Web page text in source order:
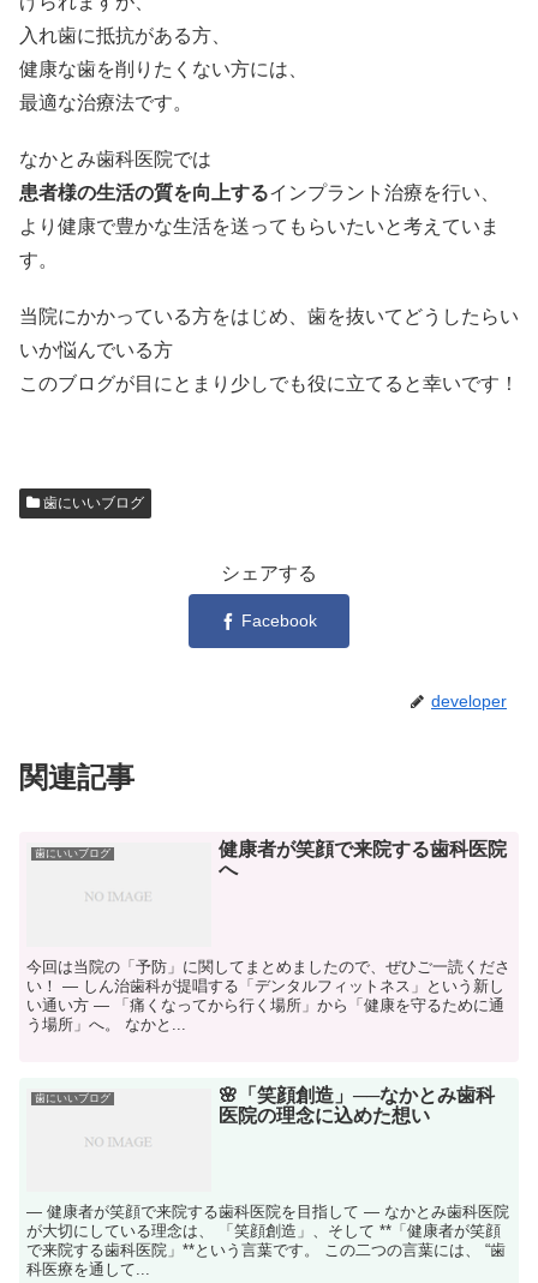
入れ歯に抵抗がある方、
健康な歯を削りたくない方には、
最適な治療法です。
なかとみ歯科医院では
患者様の生活の質を向上するインプラント治療を行い、
より健康で豊かな生活を送ってもらいたいと考えていま
す。
当院にかかっている方をはじめ、歯を抜いてどうしたらい
いか悩んでいる方
このブログが目にとまり少しでも役に立てると幸いです！
歯にいいブログ
シェアする
Facebook
developer
関連記事
歯にいいブログ
健康者が笑顔で来院する歯科医院
へ
今回は当院の「予防」に関してまとめましたので、ぜひご一読くださ
い！ ― しん治歯科が提唱する「デンタルフィットネス」という新し
い通い方 ― 「痛くなってから行く場所」から「健康を守るために通
う場所」へ。 なかと...
歯にいいブログ
🌸「笑顔創造」──なかとみ歯科
医院の理念に込めた想い
― 健康者が笑顔で来院する歯科医院を目指して ― なかとみ歯科医院
が大切にしている理念は、 「笑顔創造」、そして **「健康者が笑顔
で来院する歯科医院」**という言葉です。 この二つの言葉には、 “歯
科医療を通して...